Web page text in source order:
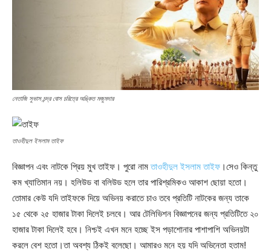
নেতাজি সুভাস চন্দ্র বোস চরিত্রে অঙ্কিত মজুমদার
তাওহীদুল ইসলাম তাইফ
বিজ্ঞাপন এবং নাটকে প্রিয় মুখ তাইফ। পুরো নামতাওহীদুল ইসলাম তাইফ ।সেও কিন্তু
কম খ্যাতিমান নয়। হলিউড বা বলিউড হলে তার পারিশ্রমিকও আকাশ ছোয়া হতো।
তোমার কেউ যদি তাইফকে দিয়ে অভিনয় করাতে চাও তবে প্রতিটি নাটকের জন্য তাকে
১৫ থেকে ২৫ হাজার টাকা দিলেই চলবে। আর টেলিভিশন বিজ্ঞাপনের জন্য প্রতিটিতে ২০
হাজার টাকা দিলেই হবে। নিশ্চই এখন মনে হচ্ছে ইস পড়াশোনার পাশাপাশি অভিনয়টা
করলে বেশ হতো।তা অবশ্য ঠিকই বলেছো। আমারও মনে হয় যদি অভিনেতা হতাম!